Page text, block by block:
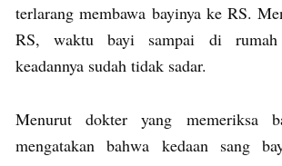
terlarang membawa bayinya ke RS.
RS, waktu bayi sampai di rumah
keadannya sudah tidak sadar.
Menurut dokter yang memeriksa
mengatakan bahwa kedaan sang